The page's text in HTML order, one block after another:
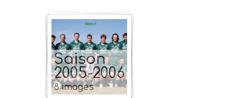
Saison
2005-2006
8 images